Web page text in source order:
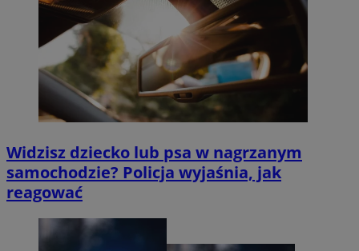
Widzisz dziecko lub psa w nagrzanym
samochodzie? Policja wyjaśnia, jak
reagować